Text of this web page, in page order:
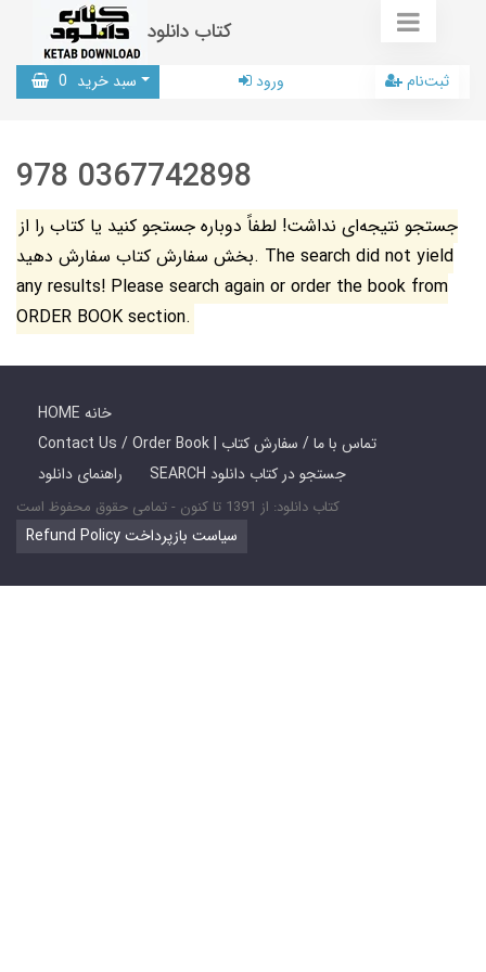
کتاب دانلود
سبد خرید 0 ورود ثبت‌نام
978 0367742898
جستجو نتیجه‌ای نداشت! لطفاً دوباره جستجو کنید یا کتاب را از
بخش سفارش کتاب سفارش دهید. The search did not yield
any results! Please search again or order the book from
ORDER BOOK section.
HOME خانه
Contact Us / Order Book | تماس با ما / سفارش کتاب
راهنمای دانلود
SEARCH جستجو در کتاب دانلود
کتاب دانلود: از 1391 تا کنون - تمامی حقوق محفوظ است
Refund Policy سیاست بازپرداخت